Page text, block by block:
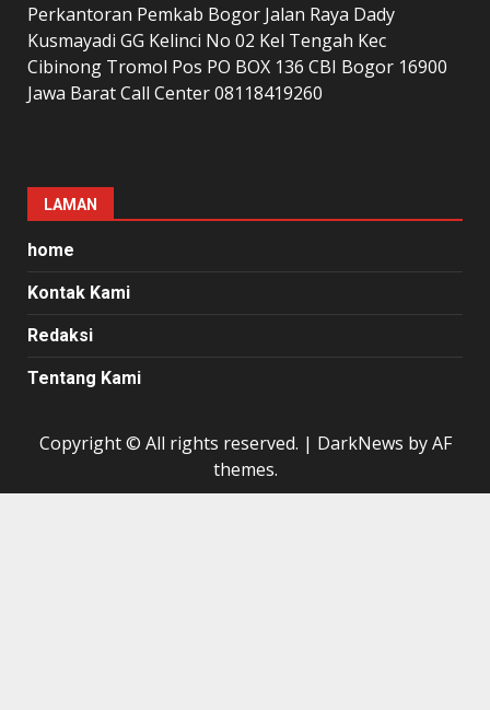
Perkantoran Pemkab Bogor Jalan Raya Dady
Kusmayadi GG Kelinci No 02 Kel Tengah Kec
Cibinong Tromol Pos PO BOX 136 CBI Bogor 16900
Jawa Barat Call Center 08118419260
LAMAN
home
Kontak Kami
Redaksi
Tentang Kami
Copyright © All rights reserved. | DarkNews by AF
themes.